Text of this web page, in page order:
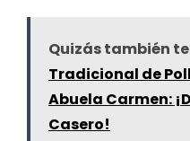
Quizás también
Tradicional de
Abuela Carmen:
Casero!